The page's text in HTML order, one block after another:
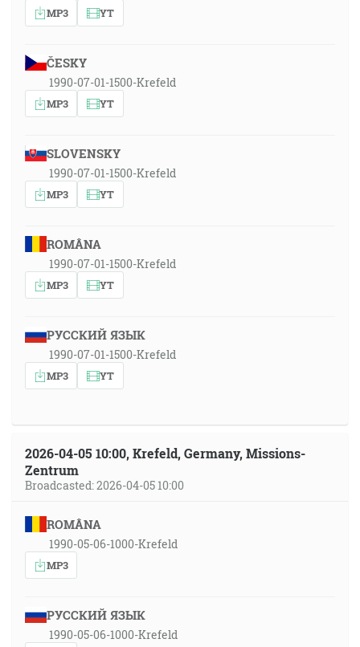
MP3 YT
ČESKY
1990-07-01-1500-Krefeld
MP3 YT
SLOVENSKY
1990-07-01-1500-Krefeld
MP3 YT
ROMÂNA
1990-07-01-1500-Krefeld
MP3 YT
РУССКИЙ ЯЗЫК
1990-07-01-1500-Krefeld
MP3 YT
2026-04-05 10:00, Krefeld, Germany, Missions-
Zentrum
Broadcasted: 2026-04-05 10:00
ROMÂNA
1990-05-06-1000-Krefeld
MP3
РУССКИЙ ЯЗЫК
1990-05-06-1000-Krefeld